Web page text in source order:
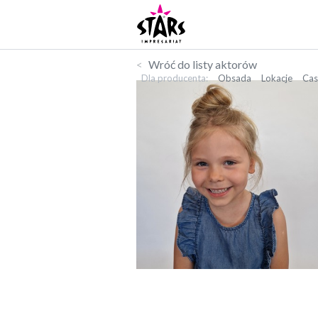
Dla producenta Obsada Lokacje
Wróć do listy aktorów